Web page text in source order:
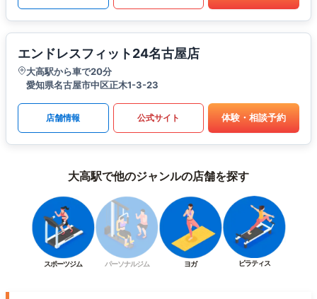
エンドレスフィット24名古屋店
大高駅から車で20分
愛知県名古屋市中区正木1-3-23
店舗情報 公式サイト 体験・相談予約
大高駅で他のジャンルの店舗を探す
スポーツジム パーソナルジム ヨガ ピラティス